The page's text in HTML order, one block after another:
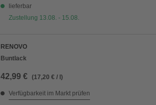
lieferbar
Zustellung 13.08. - 15.08.
RENOVO
Buntlack
42,99 € (17,20 € / l)
Verfügbarkeit im Markt prüfen